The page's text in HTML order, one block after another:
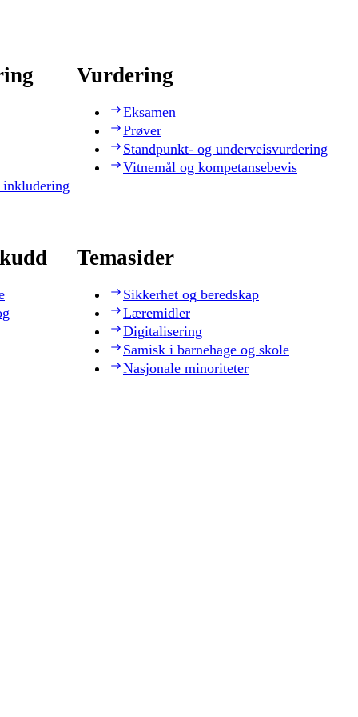
Vurdering
Eksamen
Prøver
Standpunkt- og underveisvurdering
Vitnemål og kompetansebevis
Temasider
Sikkerhet og beredskap
Læremidler
Digitalisering
Samisk i barnehage og skole
Nasjonale minoriteter